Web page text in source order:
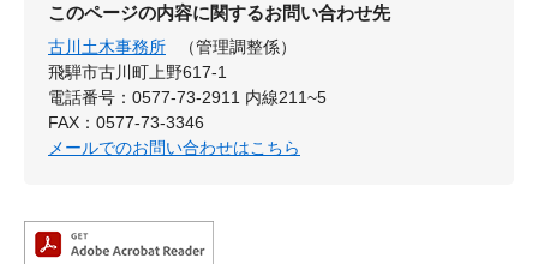
このページの内容に関するお問い合わせ先
古川土木事務所
（管理調整係）
飛騨市古川町上野617-1
電話番号：0577-73-2911 内線211~5
FAX：0577-73-3346
メールでのお問い合わせはこちら